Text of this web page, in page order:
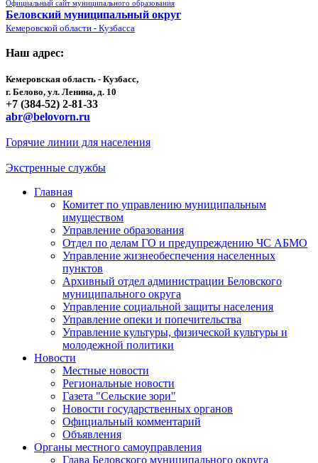
Официальный сайт муниципального образования
Беловский муниципальный округ
Кемеровской области - Кузбасса
Наш адрес:
Кемеровская область - Кузбасс,
г. Белово, ул. Ленина, д. 10
+7 (384-52) 2-81-33
abr@belovorn.ru
Горячие линии для населения
Экстренные службы
Главная
Комитет по управлению муниципальным
имуществом
Управление образования
Отдел по делам ГО и предупреждению ЧС АБМО
Управление жизнеобеспечения населенных
пунктов
Архивный отдел администрации Беловского
муниципального округа
Управление социальной защиты населения
Управление опеки и попечительства
Управление культуры, физической культуры и
молодежной политики
Новости
Местные новости
Региональные новости
Газета "Сельские зори"
Новости государственных органов
Официальный комментарий
Объявления
Органы местного самоуправления
Глава Беловского муниципального округа